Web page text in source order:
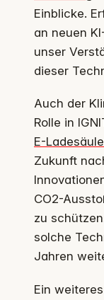
Einblicke.
an neuen
unser
dieser
Auch der
Rolle in
E-
Zukunft
CO2-
zu
solche
Jahren
Ein